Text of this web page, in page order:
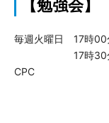
【勉強会】
毎週火曜日 17時00
17時30分～18
CPC